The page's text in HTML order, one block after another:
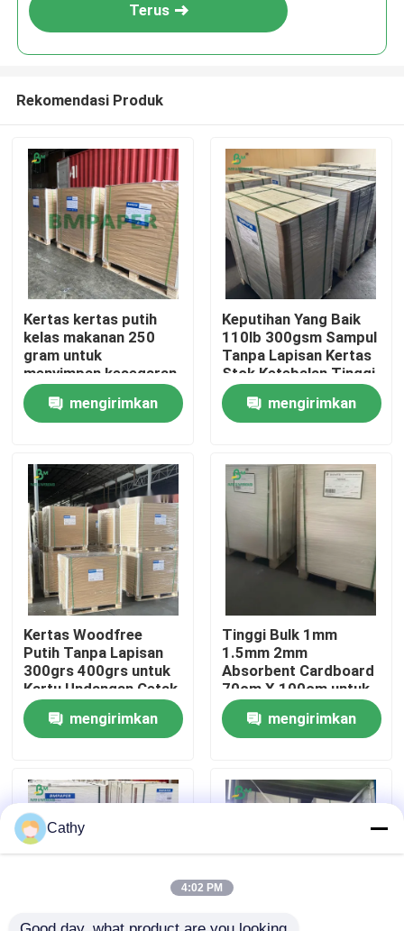
Rumah
Produk
Tentang kita
Wisata pabrik
Kontrol kualitas
Hubungi kami
Semua Kasus
Kertas NCR tanpa karbon
Terus
Rekomendasi Produk
Kertas kertas putih
kelas makanan 250
gram untuk
menyimpan kesegaran
mengirimkan
Keputihan Yang Baik
110lb 300gsm Sampul
Tanpa Lapisan Kertas
Stok Ketebalan Tinggi
Dalam Lembaran
mengirimkan
Kertas Woodfree
Putih Tanpa Lapisan
300grs 400grs untuk
Kartu Undangan Cetak
mengirimkan
Tinggi Bulk 1mm
1.5mm 2mm
Absorbent Cardboard
70cm X 100cm untuk
Membuat Paper
Coastersmengirimkan
Cathy
4:02 PM